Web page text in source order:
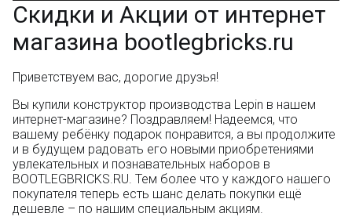
Скидки и Акции от интернет
магазина bootlegbricks.ru
Приветствуем вас, дорогие друзья!
Вы купили конструктор производства Lepin в нашем
интернет-магазине? Поздравляем! Надеемся, что
вашему ребёнку подарок понравится, а вы продолжите
и в будущем радовать его новыми приобретениями
увлекательных и познавательных наборов в
BOOTLEGBRICKS.RU. Тем более что у каждого нашего
покупателя теперь есть шанс делать покупки ещё
дешевле – по нашим специальным акциям.